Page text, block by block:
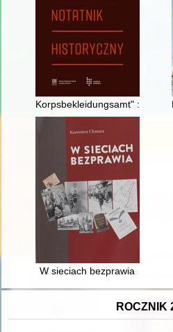
Korpsbekleidungsamt" :
W sieciach bezprawia
ROCZNIK